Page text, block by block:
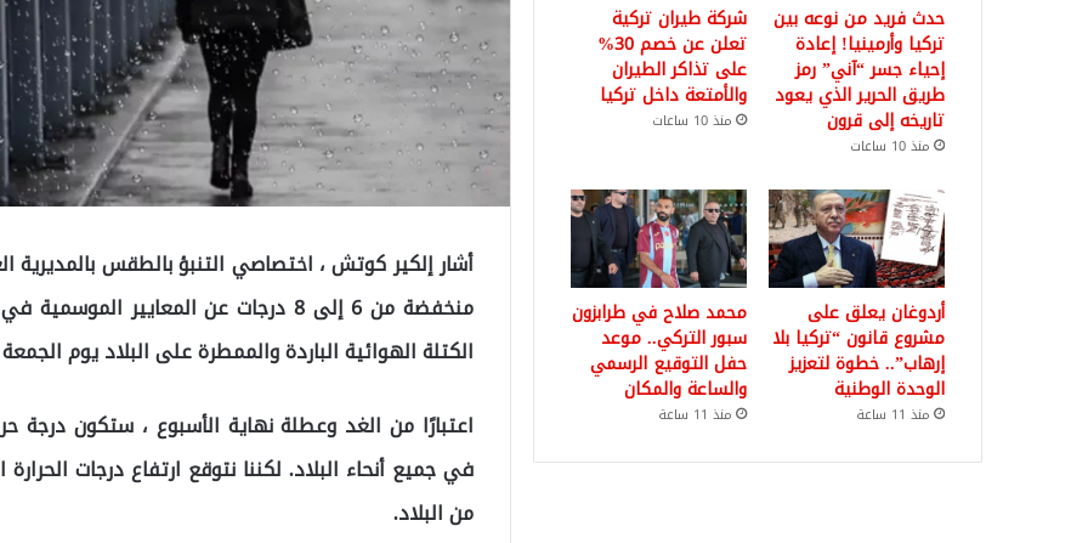
أشار إلكير كوتش ، اختصاصي التنبؤ بالطقس بالمديرية
منخفضة من 6 إلى 8 درجات عن المعايير
الكتلة الهوائية الباردة والممطرة على البلاد يوم
اعتبارًا من الغد وعطلة نهاية الأسبوع ، ستكون
في جميع أنحاء البلاد. لكننا نتوقع ارتفاع درجات الحرارة
من البلاد.
حدث فريد من نوعه بين
تركيا وأرمينيا! إعادة
إحياء جسر “آني” رمز
طريق الحرير الذي يعود
تاريخه إلى قرون
منذ 10 ساعات
شركة طيران تركية
تعلن عن خصم 30%
على تذاكر الطيران
والأمتعة داخل تركيا
منذ 10 ساعات
أردوغان يعلق على
مشروع قانون “تركيا بلا
إرهاب”.. خطوة لتعزيز
الوحدة الوطنية
منذ 11 ساعة
محمد صلاح في طرابزون
سبور التركي.. موعد
حفل التوقيع الرسمي
والساعة والمكان
منذ 11 ساعة